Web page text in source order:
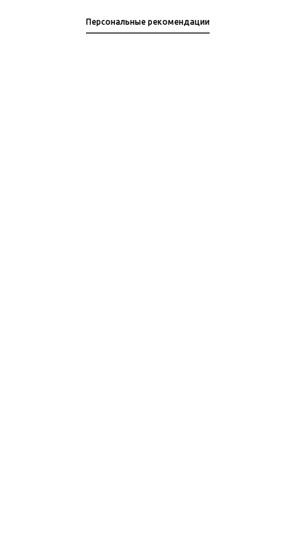
Персональные рекомендации